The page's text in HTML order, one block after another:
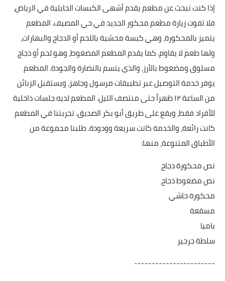
إذا كنت تبحث عن مطعم يقدم أشهى الكبسات الحايلية في الرياض،
فلا تفوت زيارة مطعم محكور الجديد في حي المصيف. المطعم
يتميز بالمحكورة، وهي كبسة محشية باللحم أو الدجاج والبهارات،
ولها طعم لا يقاوم. كما يقدم المطعم المضغوط، وهو لحم أو دجاج
مسلوق ومضغوط بالأرز، والذي يتسم بالنضارة والجودة. المطعم
يوفر خدمة التوصيل عبر تطبيقات مرسول وجاهز، ويستقبل الزبائن
من الساعة ١٢ ظهراً حتى منتصف الليل. المطعم لديه جلسات داخلية
للأفراد فقط، ويقع على طريق أبو بكر الصديق. تجربتنا في المطعم
كانت رائعة، والخدمة كانت سريعة وودودة. طلبنا مجموعة من
الأطباق المتنوعة، منها:
نص محكورة دجاج
نص مضغوط دجاج
محكورة حاشي
مسقعة
باميا
سلطة جرجير
-----------------------